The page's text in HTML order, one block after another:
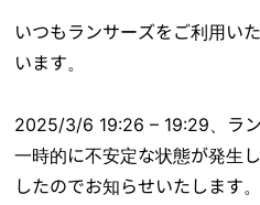
いつもランサーズをご利用い
います。
2025/3/6 19:26 – 19:29、ラ
一時的に不安定な状態が発生
したのでお知らせいたします。